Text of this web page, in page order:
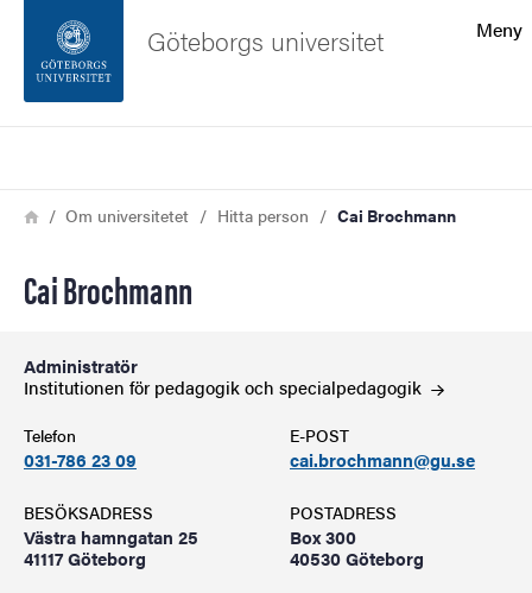
Sidfoten
Meny
Göteborgs universitet
Länkstig
HemOm universitetet Hitta person Cai Brochmann
Cai Brochmann
Administratör
Institutionen för pedagogik och specialpedagogik
Telefon
031-786 23 09
E-POST
cai.brochmann@gu.se
BESÖKSADRESS
Västra hamngatan 25
41117 Göteborg
POSTADRESS
Box 300
40530 Göteborg